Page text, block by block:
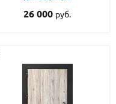
с доставкой и установкой в
ВС - до 19:00
26 000 руб.